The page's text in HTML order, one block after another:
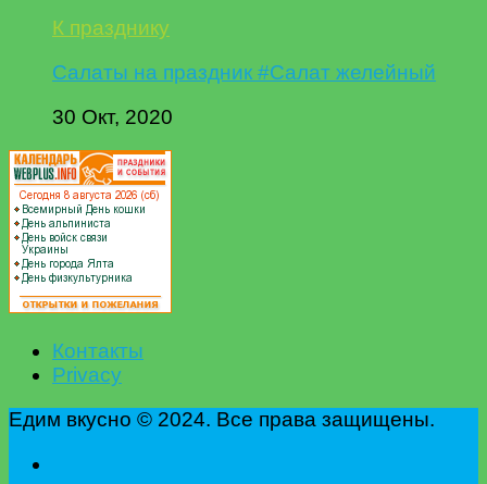
К празднику
Салаты на праздник #Салат желейный
30 Окт, 2020
Контакты
Privacy
Едим вкусно © 2024. Все права защищены.